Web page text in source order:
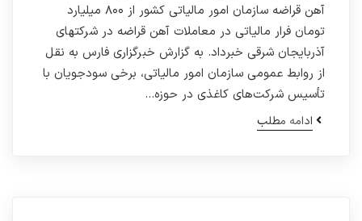
آهن قراضه سازمان امور مالیاتی کشور از ۸۰۰ میلیارد
تومان فرار مالیاتی در معاملات آهن قراضه در شرکتهای
آذربایجان شرقی خبرداد. به گزارش خبرگزاری فارس به نقل
از روابط عمومی سازمان امور مالیاتی، برخی سودجویان با
تأسیس شرکت‌های کاغذی در حوزه…
ادامه مطلب